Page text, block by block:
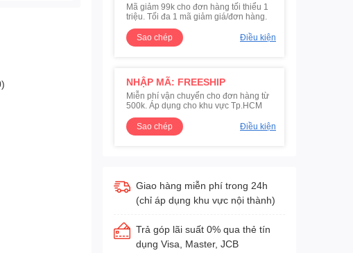
Mã giảm 99k cho đơn hàng tối thiểu 1
triệu. Tối đa 1 mã giảm giá/đơn hàng.
Sao chép
Điều kiện
NHẬP MÃ: FREESHIP
Miễn phí vận chuyển cho đơn hàng từ
500k. Áp dụng cho khu vực Tp.HCM
Sao chép
Điều kiện
Giao hàng miễn phí trong 24h
(chỉ áp dụng khu vực nội thành)
Trả góp lãi suất 0% qua thẻ tín
dụng Visa, Master, JCB